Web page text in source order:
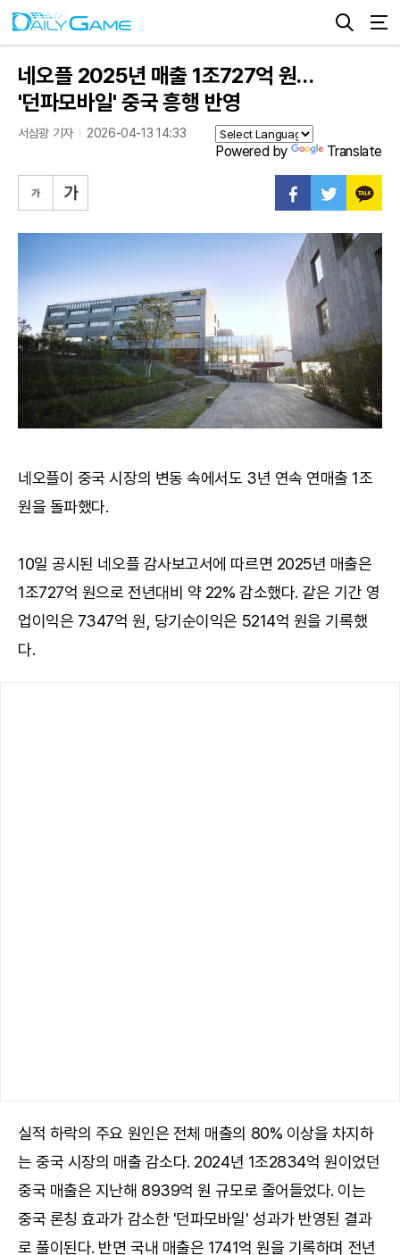
네오플 2025년 매출 1조727억 원…
'던파모바일' 중국 흥행 반영
서삼광 기자 2026-04-13 14:33
Powered by Translate
네오플이 중국 시장의 변동 속에서도 3년 연속 연매출 1조
원을 돌파했다.
10일 공시된 네오플 감사보고서에 따르면 2025년 매출은
1조727억 원으로 전년대비 약 22% 감소했다. 같은 기간 영
업이익은 7347억 원, 당기순이익은 5214억 원을 기록했
다.
실적 하락의 주요 원인은 전체 매출의 80% 이상을 차지하
는 중국 시장의 매출 감소다. 2024년 1조2834억 원이었던
중국 매출은 지난해 8939억 원 규모로 줄어들었다. 이는
중국 론칭 효과가 감소한 '던파모바일' 성과가 반영된 결과
로 풀이된다. 반면 국내 매출은 1741억 원을 기록하며 전년